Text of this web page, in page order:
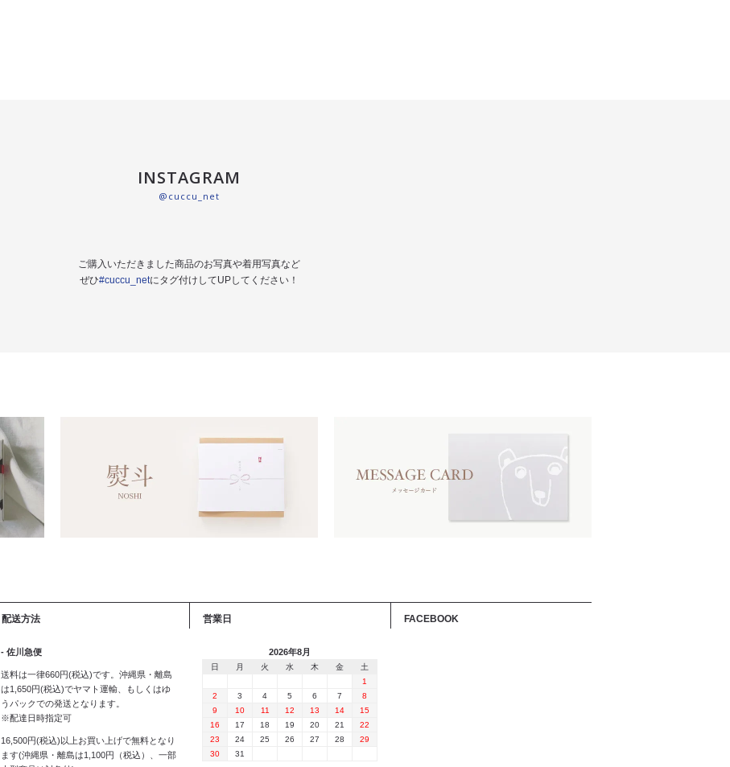
INSTAGRAM
@cuccu_net
ご購入いただきました商品のお写真や着用写真など
ぜひ#cuccu_netにタグ付けしてUPしてください！
配送方法
- 佐川急便
送料は一律660円(税込)です。沖縄県・離島
は1,650円(税込)でヤマト運輸、もしくはゆ
うパックでの発送となります。
※配達日時指定可
16,500円(税込)以上お買い上げで無料となり
ます(沖縄県・離島は1,100円（税込）、一部
営業日
2026年8月
日 月 火 水 木 金
土
1
2
3 4 5 6 7
8
9
10 11 12 13 14
15
16
17 18 19 20 21
22
23
24 25 26 27 28
29
30
31
FACEBOOK